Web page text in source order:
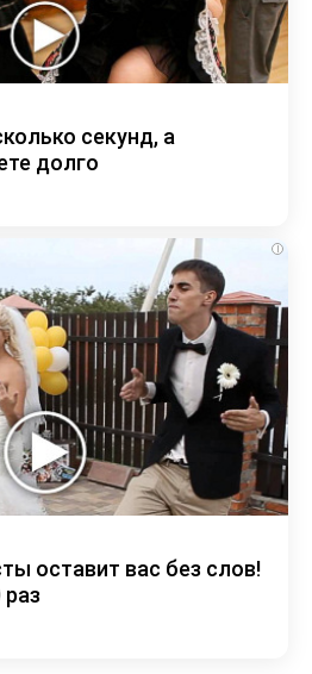
секунд, а
долго
i
оставит вас без слов!